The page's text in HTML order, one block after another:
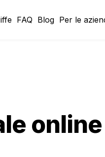
FAQ Blog Per le